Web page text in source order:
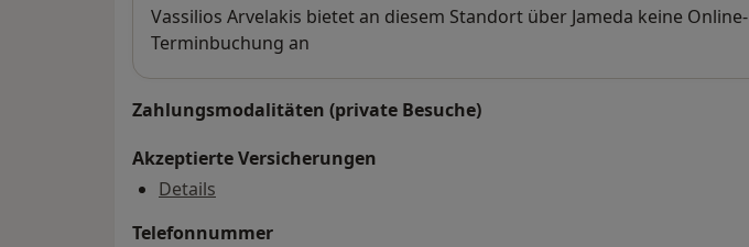
Verfügbarkeit
Vassilios Arvelakis bietet an diesem Standort über Jameda keine Online-
Terminbuchung an
Zahlungsmodalitäten (private Besuche)
Akzeptierte Versicherungen
Details
Telefonnummer